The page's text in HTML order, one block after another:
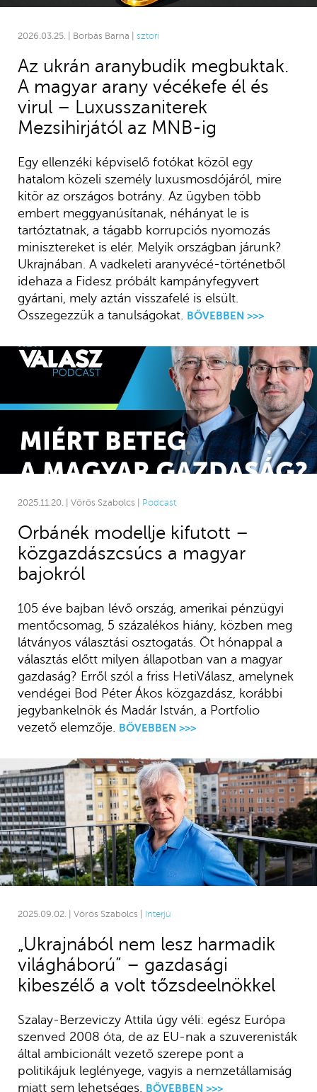
2026.03.25. | Borbás Barna | sztori
Az ukrán aranybudik megbuktak.
A magyar arany vécékefe él és
virul – Luxusszaniterek
Mezsihirjától az MNB-ig
Egy ellenzéki képviselő fotókat közöl egy
hatalom közeli személy luxusmosdójáról, mire
kitör az országos botrány. Az ügyben több
embert meggyanúsítanak, néhányat le is
tartóztatnak, a tágabb korrupciós nyomozás
minisztereket is elér. Melyik országban járunk?
Ukrajnában. A vadkeleti aranyvécé-történetből
idehaza a Fidesz próbált kampányfegyvert
gyártani, mely aztán visszafelé is elsült.
Összegezzük a tanulságokat.
BŐVEBBEN >>>
2025.11.20. | Vörös Szabolcs | Podcast
Orbánék modellje kifutott –
közgazdászcsúcs a magyar
bajokról
105 éve bajban lévő ország, amerikai pénzügyi
mentőcsomag, 5 százalékos hiány, közben meg
látványos választási osztogatás. Öt hónappal a
választás előtt milyen állapotban van a magyar
gazdaság? Erről szól a friss HetiVálasz, amelynek
vendégei Bod Péter Ákos közgazdász, korábbi
jegybankelnök és Madár István, a Portfolio
vezető elemzője.
BŐVEBBEN >>>
2025.09.02. | Vörös Szabolcs | Interjú
„Ukrajnából nem lesz harmadik
világháború” – gazdasági
kibeszélő a volt tőzsdeelnökkel
Szalay-Berzeviczy Attila úgy véli: egész Európa
szenved 2008 óta, de az EU-nak a szuverenisták
által ambicionált vezető szerepe pont a
politikájuk leglényege, vagyis a nemzetállamiság
miatt sem lehetséges. BŐVEBBEN >>>